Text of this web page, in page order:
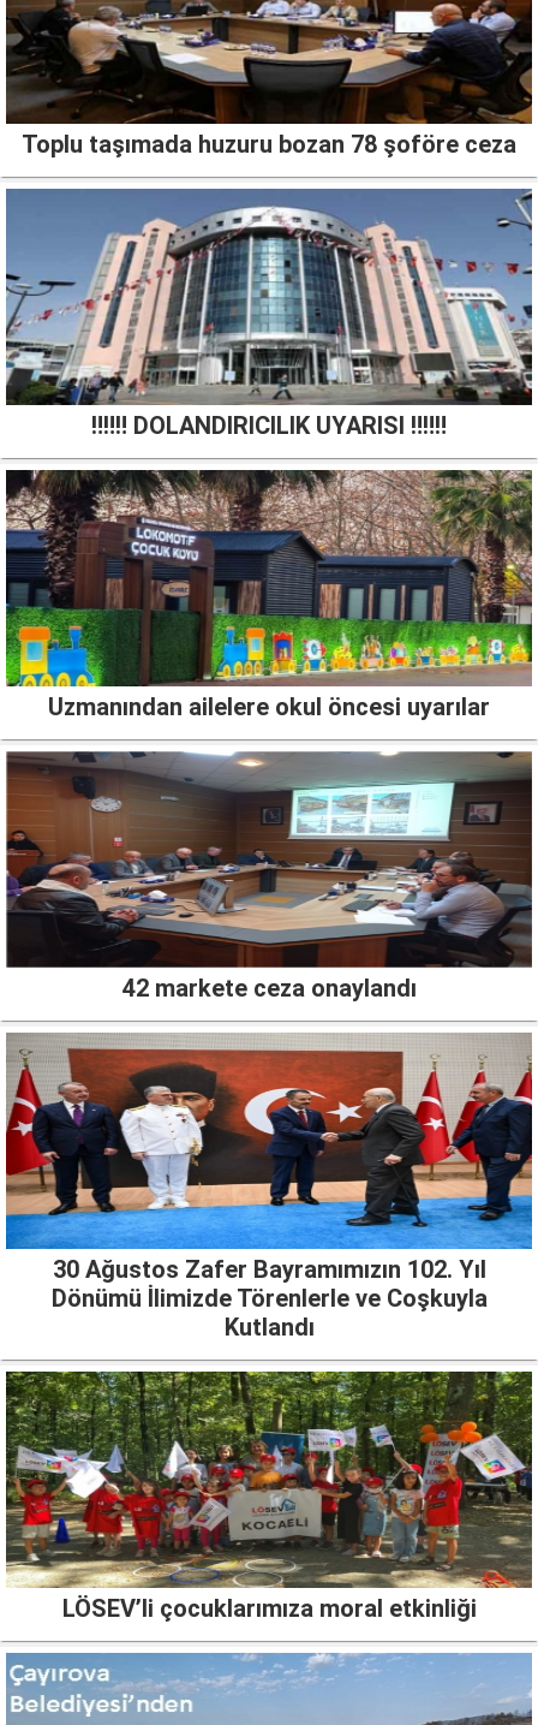
Toplu taşımada huzuru bozan 78 şoföre ceza
‼️‼️‼️ DOLANDIRICILIK UYARISI ‼️‼️‼️
Uzmanından ailelere okul öncesi uyarılar
42 markete ceza onaylandı
30 Ağustos Zafer Bayramımızın 102. Yıl
Dönümü İlimizde Törenlerle ve Coşkuyla
Kutlandı
LÖSEV’li çocuklarımıza moral etkinliği